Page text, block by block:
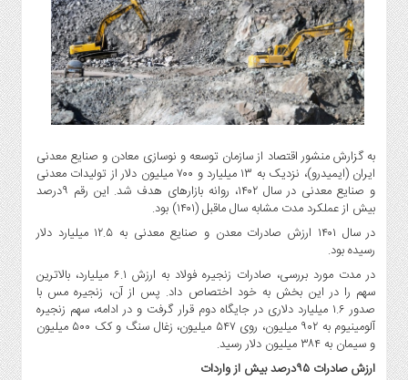
گاز
و
پتروشیمی
صنعت
و
خودرو
استارت
آپ
و
فن
آوری
بانک
،
بیمه
و
ارز
دیجیتال
به گزارش منشور اقتصاد از سازمان توسعه و نوسازی معادن و صنایع معدنی
ایران (ایمیدرو)، نزدیک به ۱۳ میلیارد و ۷۰۰ میلیون دلار از تولیدات معدنی
و صنایع معدنی در سال ۱۴۰۲، روانه بازارهای هدف شد. این رقم ۹درصد
بیش از عملکرد مدت مشابه سال ماقبل (۱۴۰۱) بود.
در سال ۱۴۰۱ ارزش صادرات معدن و صنایع معدنی به ۱۲.۵ میلیارد دلار
رسیده بود.
در مدت مورد بررسی، صادرات زنجیره فولاد به ارزش ۶.۱ میلیارد، بالاترین
سهم را در این بخش به خود اختصاص داد. پس از آن، زنجیره مس با
صدور ۱.۶ میلیارد دلاری در جایگاه دوم قرار گرفت و در ادامه، سهم زنجیره
آلومینیوم به ۹۰۲ میلیون، روی ۵۴۷ میلیون، زغال سنگ و کک ۵۰۰ میلیون
و سیمان به ۳۸۴ میلیون دلار رسید.
ارزش صادرات ۹۵درصد بیش از واردات